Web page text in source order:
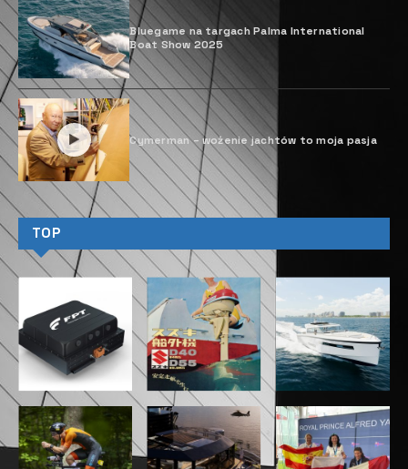
Bluegame na targach Palma International
Boat Show 2025
Cymerman – wożenie jachtów to moja pasja
TOP